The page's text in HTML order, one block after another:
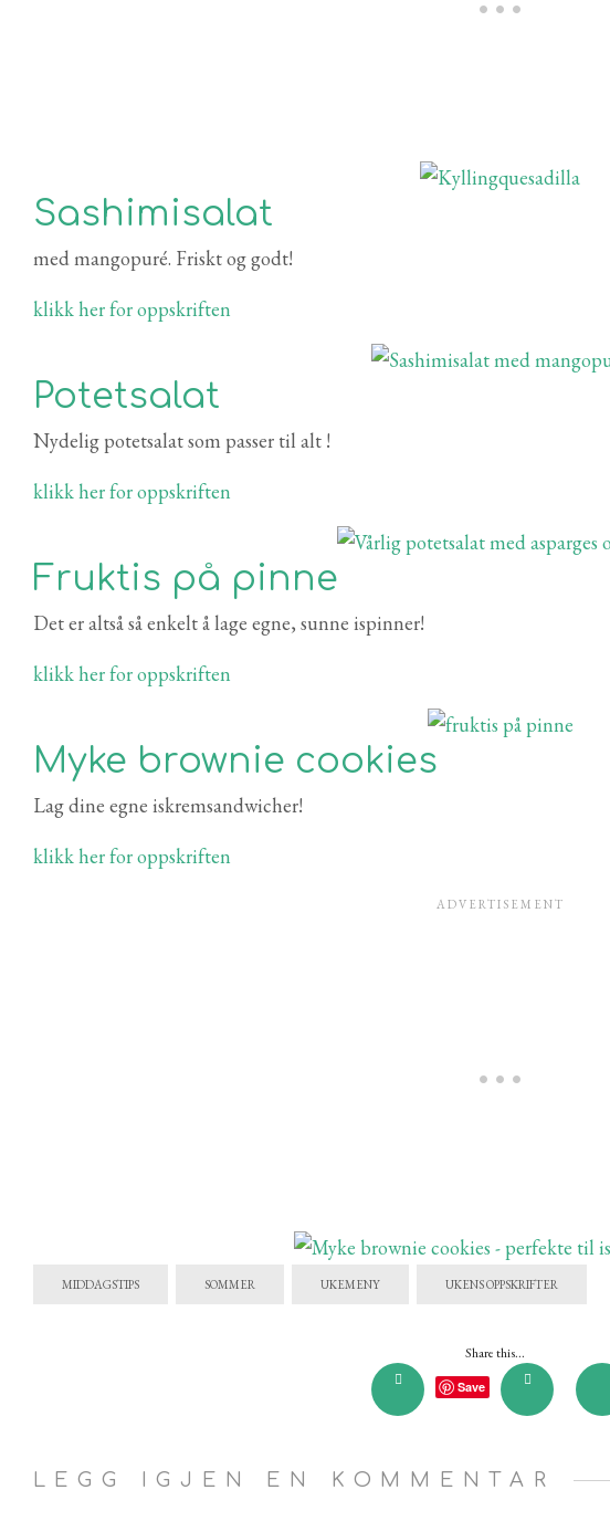
Sashimisalat
med mangopuré. Friskt og godt!
klikk her for oppskriften
Potetsalat
Nydelig potetsalat som passer til alt !
klikk her for oppskriften
Fruktis på pinne
Det er altså så enkelt å lage egne, sunne ispinner!
klikk her for oppskriften
Myke brownie cookies
Lag dine egne iskremsandwicher!
klikk her for oppskriften
MIDDAGSTIPS SOMMER UKEMENY UKENS OPPSKRIFTER
Share this...
Save
LEGG IGJEN EN KOMMENTAR